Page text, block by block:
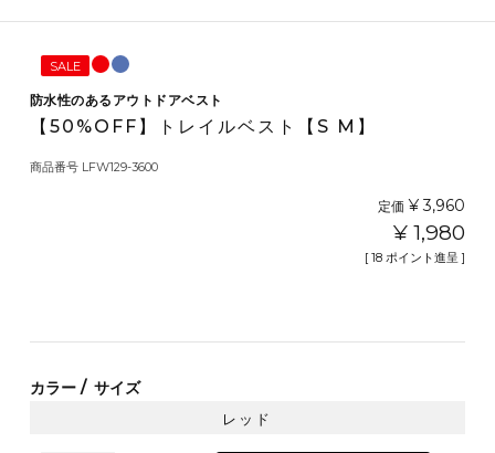
SALE
防水性のあるアウトドアベスト
【50%OFF】トレイルベスト【S M】
商品番号 LFW129-3600
定価 ¥ 3,960
¥ 1,980
[ 18 ポイント進呈 ]
カラー サイズ
レッド